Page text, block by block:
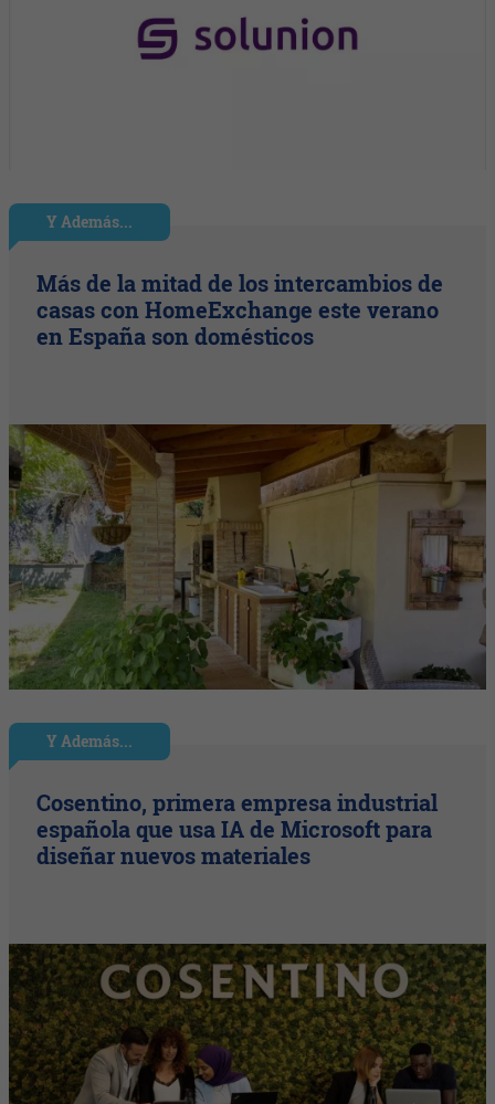
Y Además...
Más de la mitad de los intercambios de
casas con HomeExchange este verano
en España son domésticos
Y Además...
Cosentino, primera empresa industrial
española que usa IA de Microsoft para
diseñar nuevos materiales